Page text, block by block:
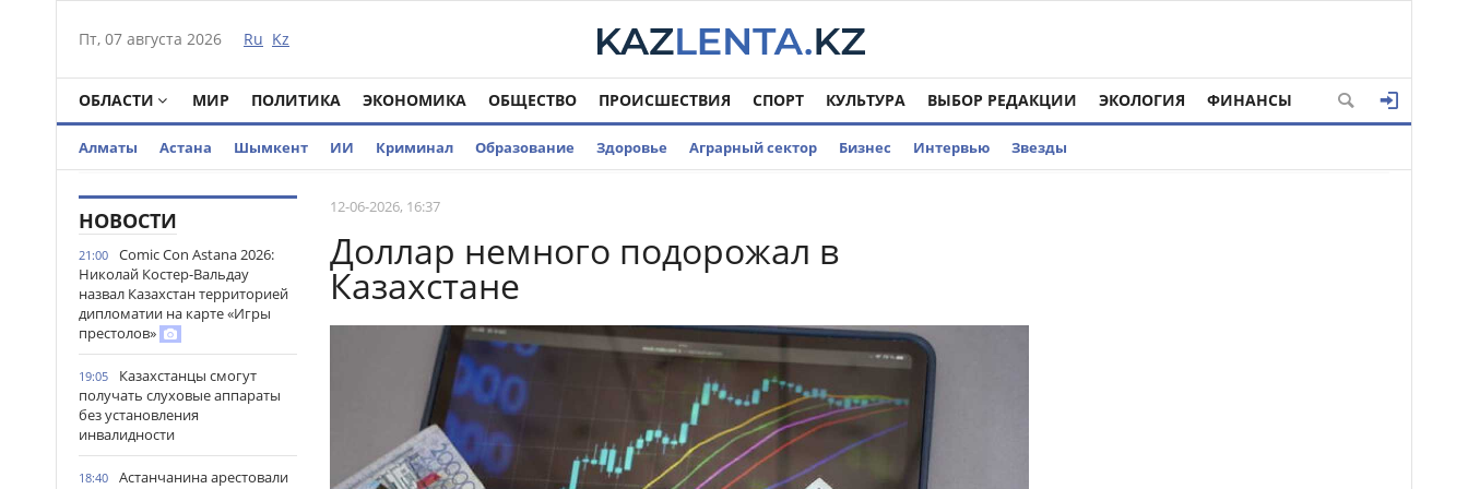
Пт, 07 августа 2026 Ru Kz
ОБЛАСТИ МИР ПОЛИТИКА ЭКОНОМИКА ОБЩЕСТВО ПРОИСШЕСТВИЯ СПОРТ КУЛЬТУРА ВЫБОР РЕДАКЦИИ ЭКОЛОГИЯ ФИНАНСЫ
Алматы Астана Шымкент ИИ Криминал Образование Здоровье Аграрный сектор Бизнес Интервью Звезды
НОВОСТИ
21:00
Comic Con Astana 2026:
Николай Костер-Вальдау
назвал Казахстан территорией
дипломатии на карте «Игры
престолов»
19:05
Казахстанцы смогут
получать слуховые аппараты
без установления
инвалидности
18:40
Астанчанина арестовали
12-06-2026, 16:37
Доллар немного подорожал в
Казахстане